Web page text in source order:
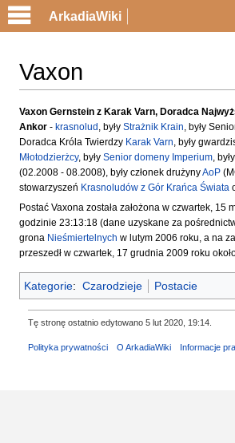
Vaxon
Przejdź
do
nawigacji
Przejdź
do
wyszukiwania
Vaxon Gernstein z Karak Varn, Doradca
Ankor - krasnolud , były Strażnik Krain , były
Doradca Króla Twierdzy Karak Varn , były
Młotodzierżcy, były Senior domeny Imperium , były
(02.2008 - 08.2008), były członek drużynyAoP
stowarzyszeń Krasnoludów z Gór Krańca Świata
Postać Vaxona została założona w czwartek, 15
godzinie 23:13:18 (dane uzyskane za
grona Nieśmiertelnych w lutym 2006 roku, a na
przeszedł w czwartek, 17 grudnia 2009 roku
Kategorie: Czarodzieje Postacie
Tę stronę ostatnio edytowano 5 lut 2020, 19:14.
Polityka prywatności O ArkadiaWiki Informacje
ArkadiaWiki